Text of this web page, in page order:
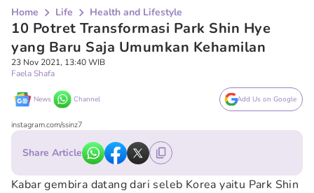
Home Life Health and Lifestyle
10 Potret Transformasi Park Shin Hye
yang Baru Saja Umumkan Kehamilan
23 Nov 2021, 13:40 WIB
Faela Shafa
News Channel Add Us on Google
instagram.com/ssinz7
Share Article
Kabar gembira datang dari seleb Korea yaitu Park Shin